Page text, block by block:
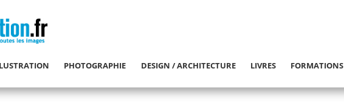
PHOTOGRAPHIE DESIGN / ARCHITECTURE LIVRES FORMATIONS